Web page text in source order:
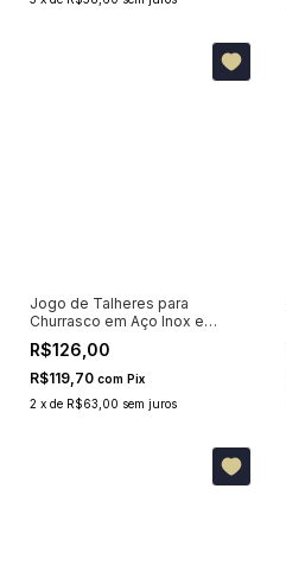
Jogo de Talheres para
Churrasco em Aço Inox e
Madeira Natural Tramontina 12
Peças 22399030
R$126,00
R$119,70 com Pix
2 x de R$63,00 sem juros